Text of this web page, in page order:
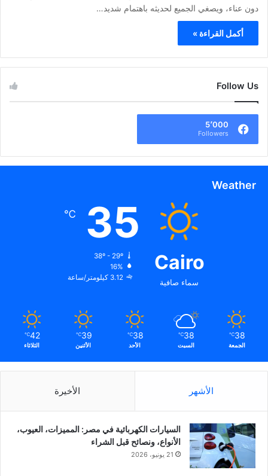
دون عناء، ويصغي الجميع لحديثه باهتمام شديد…
أكمل القراءة »
Follow Us
5٬000
Followers
Weather
Cairo
سماء صافية
35
℃
38º - 29º
16%
3.12 كيلومتر/ساعة
38
℃
الجمعة
38
℃
السبت
38
℃
الأحد
39
℃
الأثنين
42
℃
الثلاثاء
الأشهر الأخيرة
السيارات الكهربائية في مصر: المميزات، العيوب،
الأنواع، ونصائح قبل الشراء
21 يونيو، 2026